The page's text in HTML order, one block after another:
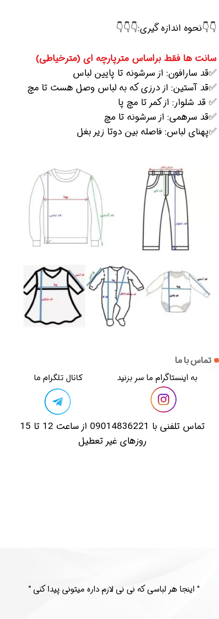
👇👇نحوه اندازه گیری:👇👇👇
سانت ها فقط براساس مترپارچه ای (مترخیاطی)
✅قد سارافون: از سرشونه تا پایین لباس
✅قد آستین: از درزی که به لباس وصل هست تا مچ
✅ قد شلوار: از کمر تا مچ پا
✅قد سرهمی: از سرشونه تا مچ
✅پهنای لباس: فاصله بین دوتا زیر بغل
تماس با ما
​​به اینستاگرام ما سر بزنید​​​​​​​
​تماس تلفنی با 09014836221 از ساعت 12 تا 15
روزهای غیر تعطیل
​کانال تلگرام ما
​​" اینجا هر لباسی که نی نی لازم داره میتونی پیدا کنی "​​​​​​​​​​​​​​